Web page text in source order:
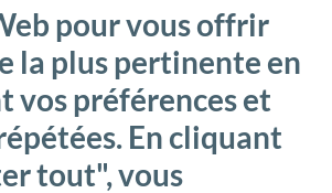
pour vous offrir
la plus pertinente en
vos préférences et
En cliquant
tout", vous